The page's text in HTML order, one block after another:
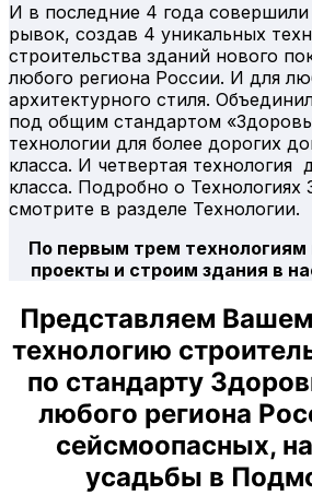
И в последние 4 года
рывок, создав 4 уникальных
строительства зданий нового
любого региона России. И для
архитектурного стиля.
под общим стандартом
технологии для более дорогих
класса. И четвертая технология
класса. Подробно о
смотрите в разделе Технологии.
По первым трем технологиям
проекты и строим здания в
Представляем
технологию
по стандарту
любого региона
сейсмоопасных,
усадьбы в